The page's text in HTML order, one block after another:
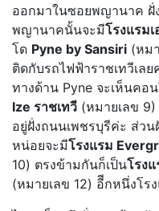
ออกมาในซอยพญานาค ฝั่
พญานาคนั้นจะมีโรงแรมเ
โด Pyne by Sansiri (หม
ติดกับรถไฟฟ้าราชเทวีเล
ทางด้าน Pyne จะเห็นคอ
Ize ราชเทวี (หมายเลข
อยู่ฝั่งถนนเพชรบุรีค่ะ ส่วน
หน่อยจะมีโรงแรม
10) ตรงข้ามกันก็เป็นโรง
(หมายเลข 12) อีีกหนึ่งโร